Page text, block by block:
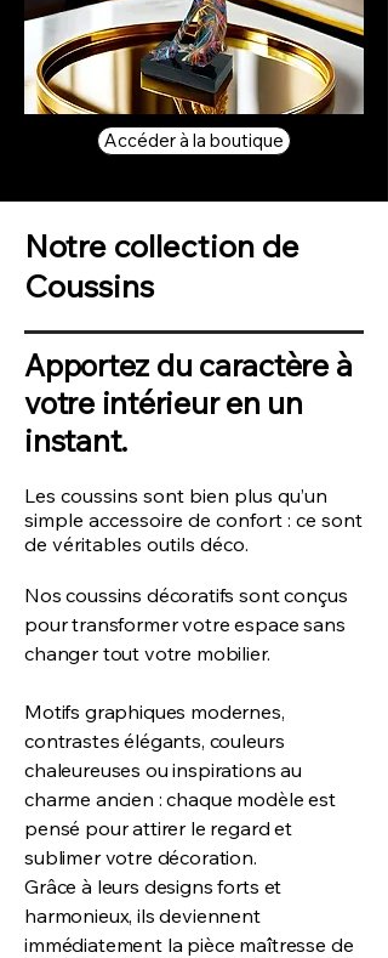
Accéder à la boutique
Notre collection de
Coussins
Apportez du caractère à
votre intérieur en un
instant.
Les coussins sont bien plus qu’un
simple accessoire de confort : ce sont
de véritables outils déco.
Nos coussins décoratifs sont conçus
pour transformer votre espace sans
changer tout votre mobilier.
Motifs graphiques modernes,
contrastes élégants, couleurs
chaleureuses ou inspirations au
charme ancien : chaque modèle est
pensé pour attirer le regard et
sublimer votre décoration.
Grâce à leurs designs forts et
harmonieux, ils deviennent
immédiatement la pièce maîtresse de